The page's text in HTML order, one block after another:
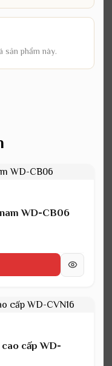
sản phẩm này.
WD-CB06
cấp WD-